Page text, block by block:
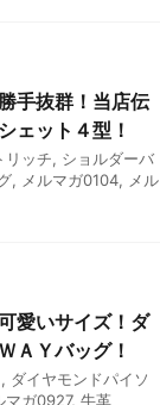
手抜群！当店伝
ェット４型！
リッチ, ショルダーバ
, メルマガ0104, メル
愛いサイズ！ダ
ＡＹバッグ！
, ダイヤモンドパイソ
マガ0927, 牛革